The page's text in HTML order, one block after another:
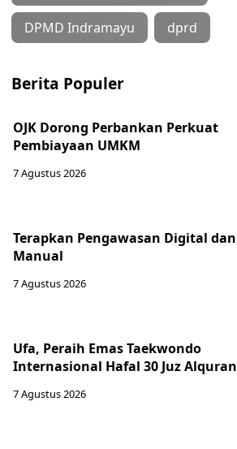
DPMD Indramayu dprd
Berita Populer
OJK Dorong Perbankan Perkuat
Pembiayaan UMKM
7 Agustus 2026
Terapkan Pengawasan Digital dan
Manual
7 Agustus 2026
Ufa, Peraih Emas Taekwondo
Internasional Hafal 30 Juz Alquran
7 Agustus 2026